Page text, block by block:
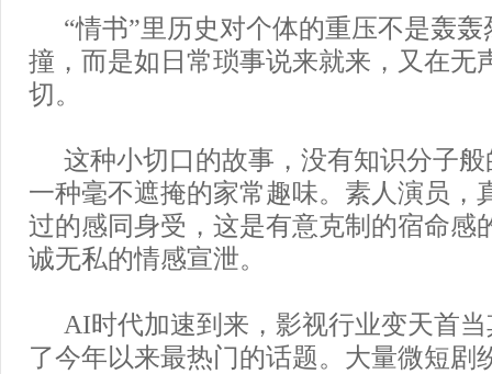
“情书”里历史对个体的重压不是轰
撞，而是如日常琐事说来就来，又在无
切。
这种小切口的故事，没有知识分子
一种毫不遮掩的家常趣味。素人演员，
过的感同身受，这是有意克制的宿命感
诚无私的情感宣泄。
AI时代加速到来，影视行业变天首
了今年以来最热门的话题。大量微短剧